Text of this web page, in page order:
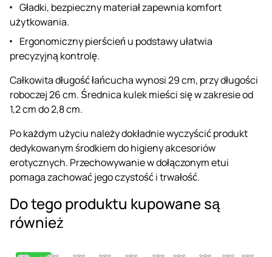
Gładki, bezpieczny materiał zapewnia komfort
użytkowania.
Ergonomiczny pierścień u podstawy ułatwia
precyzyjną kontrolę.
Całkowita długość łańcucha wynosi 29 cm, przy długości
roboczej 26 cm. Średnica kulek mieści się w zakresie od
1,2 cm do 2,8 cm.
Po każdym użyciu należy dokładnie wyczyścić produkt
dedykowanym środkiem do higieny akcesoriów
erotycznych. Przechowywanie w dołączonym etui
pomaga zachować jego czystość i trwałość.
Do tego produktu kupowane są
również